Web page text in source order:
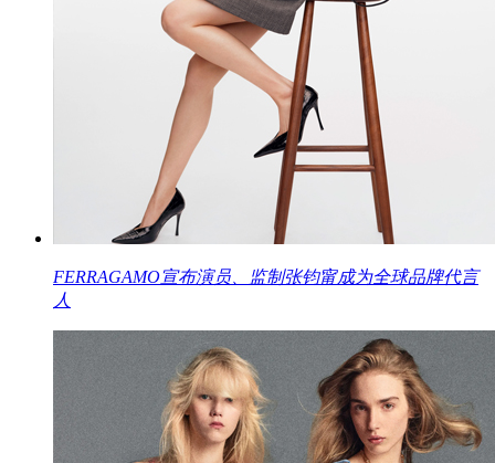
FERRAGAMO宣布演员、监制张钧甯成为全球品牌代言
人